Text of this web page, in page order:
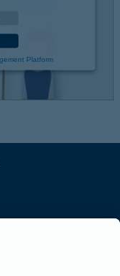
Platform